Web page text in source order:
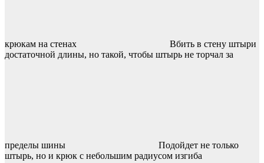
крюкам на стенах
Вбить в стену штыри
достаточной длины, но такой, чтобы штырь не торчал за
пределы шины
Подойдет не только
штырь, но и крюк с небольшим радиусом изгиба